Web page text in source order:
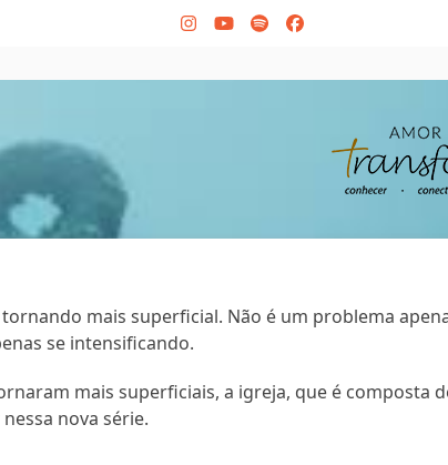
Instagram
YouTube
SpotifyFacebook
mais superficial. Não é um problema
se intensificando.
mais superficiais, a igreja, que é composta
nova série.